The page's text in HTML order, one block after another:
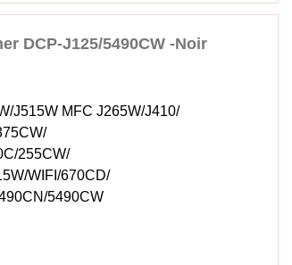
DCP-J125/5490CW -Noir
J515W MFC J265W/J410/
255CW/
WIFI/670CD/
5490CW